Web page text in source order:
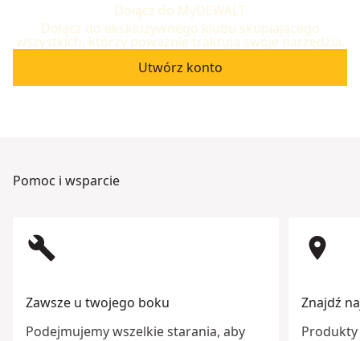
Dołącz do MyDEWALT
Dołącz do ekskluzywnego klubu skupiającego
wszystkich, którzy poważnie traktują swoje narzędzia.
Utwórz konto
Pomoc i wsparcie
build
Zawsze u twojego boku
Podejmujemy wszelkie starania, aby
room
Znajdź
Produkty